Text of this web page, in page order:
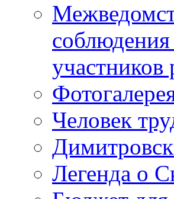
участников
Человек
Легенда о